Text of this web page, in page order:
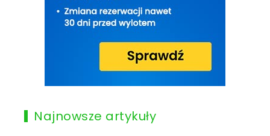
Najnowsze artykuły